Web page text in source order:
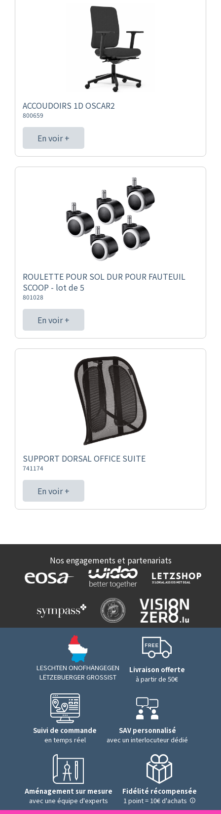
ACCOUDOIRS 1D OSCAR2
800659
En voir +
ROULETTE POUR SOL DUR POUR FAUTEUIL
SCOOP - lot de 5
801028
En voir +
SUPPORT DORSAL OFFICE SUITE
741174
En voir +
Nos engagements et partenariats
LESCHTEN ONOFHÄNGEGEN
LËTZEBUERGER GROSSIST
Livraison offerte
à partir de 50€
Suivi de commande
en temps réel
SAV personnalisé
avec un interlocuteur dédié
Aménagement sur mesure
avec une équipe d'experts
Fidélité récompensée
1 point = 10€ d'achats